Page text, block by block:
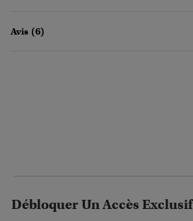
Avis (6)
Débloquer Un Accès Exclusif